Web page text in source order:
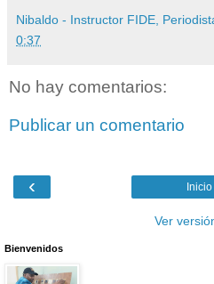
Nibaldo - Instructor FIDE,
0:37
No hay comentarios:
Publicar un comentario
‹ Inicio
Ver
Bienvenidos